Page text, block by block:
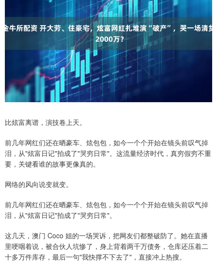
比炫富离谱，演技卷上天。
前几年网红们还在晒豪车、炫包包，如今一个个开始在镜头前叹气掉
泪，从"炫富日记"拍成了"哭穷日常"。这流量经济时代，真穷假穷不重
要，关键看谁的故事更像真的。
网络的风向说变就变。
前几年网红们还在晒豪车、炫包包，如今一个个开始在镜头前叹气掉
泪，从"炫富日记"拍成了"哭穷日常"。
这几天，澳门 Coco 姐的一场哭诉，把网友们都整破防了。她在直播
里哽咽着说，被合伙人坑惨了，身上背着两千万债务，仓库还压着二
十多万件库存，最后一句"我快撑不下去了"，直接冲上热搜。